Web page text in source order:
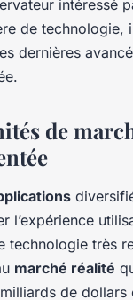
intéressé
de technologie,
dernières
de
l’expérience
technologie très
marché réalité
de dollars